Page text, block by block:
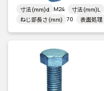
寸法(mm)d M24 寸法(mm)L
ねじ部長さ(mm) 70 表面処理